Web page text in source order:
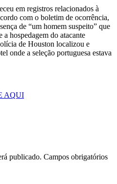
em registros relacionados à
com o boletim de ocorrência,
de “um homem suspeito” que
a hospedagem do atacante
de Houston localizou e
onde a seleção portuguesa estava
AQUI
publicado. Campos obrigatórios